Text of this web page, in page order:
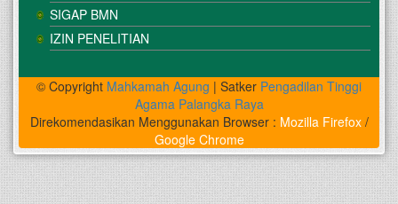
SIGAP BMN
IZIN PENELITIAN
© Copyright Mahkamah Agung | Satker Pengadilan Tinggi
Agama Palangka Raya
Direkomendasikan Menggunakan Browser : Mozilla Firefox/
Google Chrome